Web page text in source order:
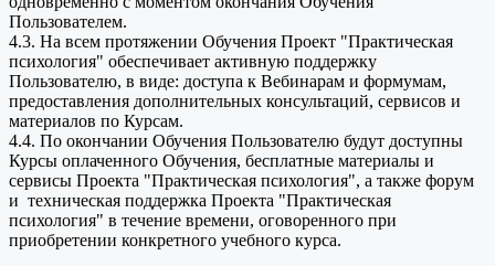
Пользователем.
4.3. На всем протяжении Обучения Проект "Практическая
психология" обеспечивает активную поддержку
Пользователю, в виде: доступа к Вебинарам и формумам,
предоставления дополнительных консультаций, сервисов и
материалов по Курсам.
4.4. По окончании Обучения Пользователю будут доступны
Курсы оплаченного Обучения, бесплатные материалы и
сервисы Проекта "Практическая психология", а также форум
и техническая поддержка Проекта "Практическая
психология" в течение времени, оговоренного при
приобретении конкретного учебного курса.